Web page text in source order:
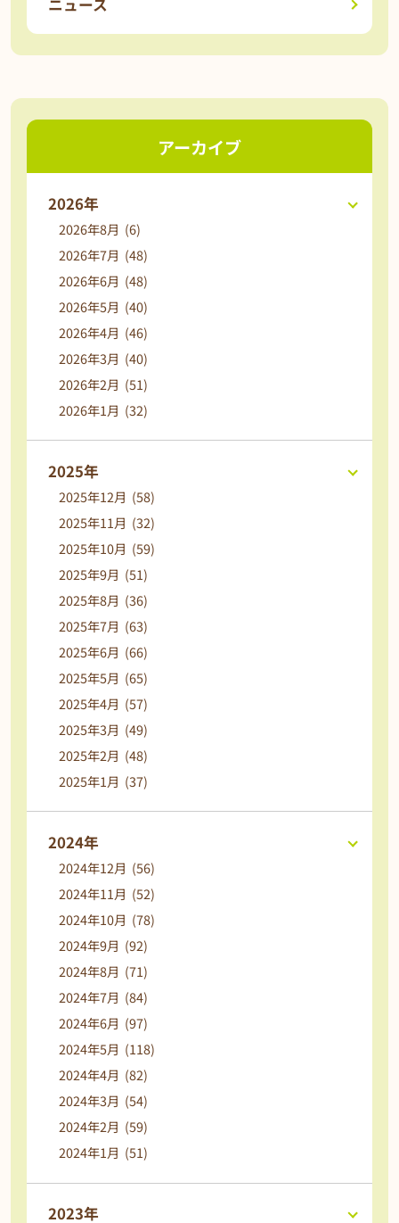
アーカイブ
2026年
2026年8月 (6)
2026年7月 (48)
2026年6月 (48)
2026年5月 (40)
2026年4月 (46)
2026年3月 (40)
2026年2月 (51)
2026年1月 (32)
2025年
2025年12月 (58)
2025年11月 (32)
2025年10月 (59)
2025年9月 (51)
2025年8月 (36)
2025年7月 (63)
2025年6月 (66)
2025年5月 (65)
2025年4月 (57)
2025年3月 (49)
2025年2月 (48)
2025年1月 (37)
2024年
2024年12月 (56)
2024年11月 (52)
2024年10月 (78)
2024年9月 (92)
2024年8月 (71)
2024年7月 (84)
2024年6月 (97)
2024年5月 (118)
2024年4月 (82)
2024年3月 (54)
2024年2月 (59)
2024年1月 (51)
2023年